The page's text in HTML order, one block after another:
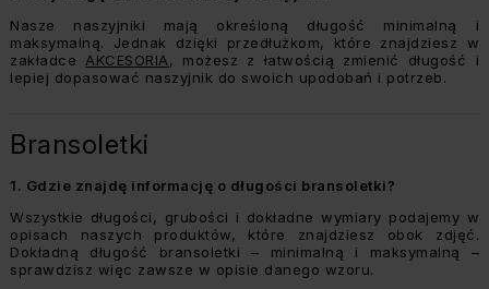
Nasze naszyjniki mają określoną długość minimalną i
maksymalną. Jednak dzięki przedłużkom, które znajdziesz w
zakładce AKCESORIA, możesz z łatwością zmienić długość i
lepiej dopasować naszyjnik do swoich upodobań i potrzeb.
Bransoletki
1. Gdzie znajdę informację o długości bransoletki?
Wszystkie długości, grubości i dokładne wymiary podajemy w
opisach naszych produktów, które znajdziesz obok zdjęć.
Dokładną długość bransoletki – minimalną i maksymalną –
sprawdzisz więc zawsze w opisie danego wzoru.